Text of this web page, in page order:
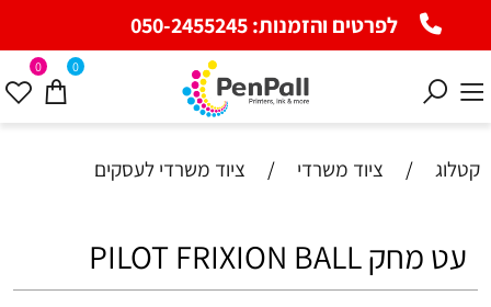
לפרטים והזמנות:050-2455245
0 0
קטלוג / ציוד משרדי / ציוד משרדי לעסקים
עט מחק PILOT FRIXION BALL